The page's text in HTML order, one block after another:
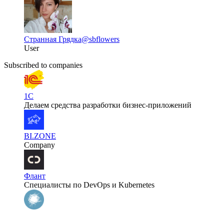
Странная Грядка@sbflowers
User
Subscribed to companies
1С
Делаем средства разработки бизнес-приложений
BI.ZONE
Company
Флант
Специалисты по DevOps и Kubernetes